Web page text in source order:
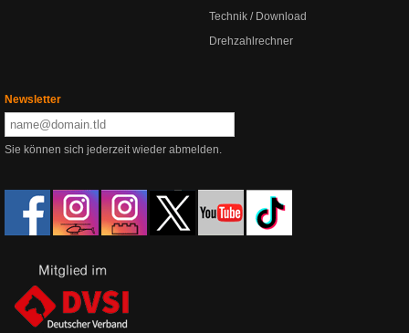
Technik / Download
Drehzahlrechner
Newsletter
Sie können sich jederzeit wieder abmelden.